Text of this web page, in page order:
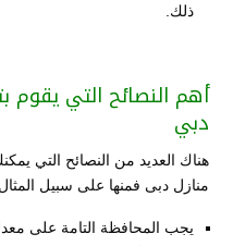
ذلك.
أهم النصائح التي يقوم
دبي
هناك العديد من النصائح التي
منازل دبى فمنها على سبيل
يجب المحافظة التامة على